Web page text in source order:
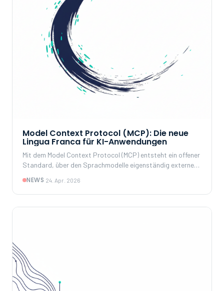
Model Context Protocol (MCP): Die neue
Lingua Franca für KI-Anwendungen
Mit dem Model Context Protocol (MCP) entsteht ein offener
Standard, über den Sprachmodelle eigenständig externe
analysieren Architektur, Praxisbeispiele und strategische
Bedeutung für Unternehmen.
NEWS·24. Apr. 2026